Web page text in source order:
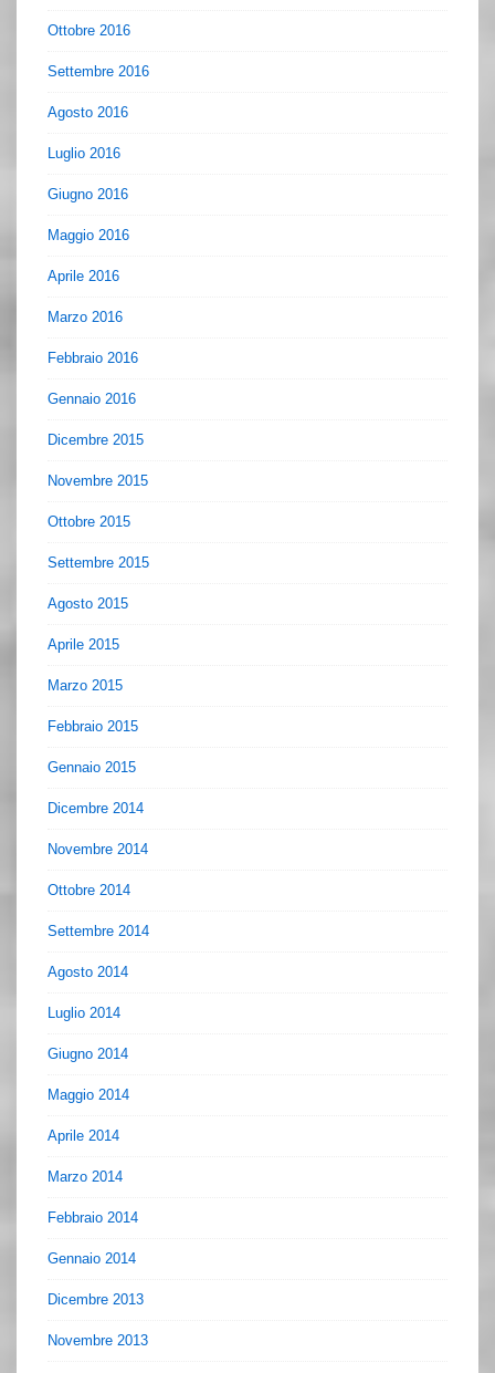
Ottobre 2016
Settembre 2016
Agosto 2016
Luglio 2016
Giugno 2016
Maggio 2016
Aprile 2016
Marzo 2016
Febbraio 2016
Gennaio 2016
Dicembre 2015
Novembre 2015
Ottobre 2015
Settembre 2015
Agosto 2015
Aprile 2015
Marzo 2015
Febbraio 2015
Gennaio 2015
Dicembre 2014
Novembre 2014
Ottobre 2014
Settembre 2014
Agosto 2014
Luglio 2014
Giugno 2014
Maggio 2014
Aprile 2014
Marzo 2014
Febbraio 2014
Gennaio 2014
Dicembre 2013
Novembre 2013